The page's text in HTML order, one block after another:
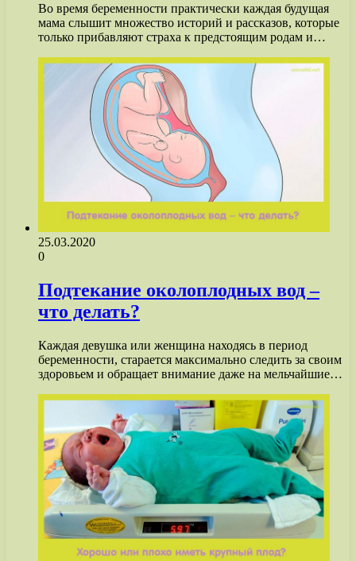
Во время беременности практически каждая будущая
мама слышит множество историй и рассказов, которые
только прибавляют страха к предстоящим родам и…
25.03.2020
0
Подтекание околоплодных вод –
что делать?
Каждая девушка или женщина находясь в период
беременности, старается максимально следить за своим
здоровьем и обращает внимание даже на мельчайшие…